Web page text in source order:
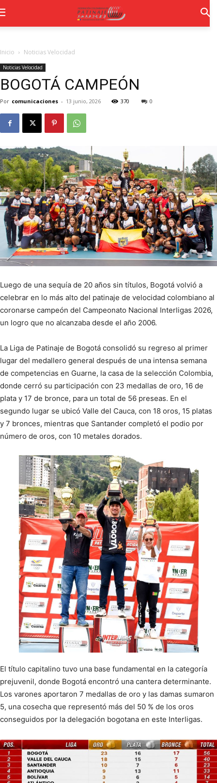
Inicio Noticias Velocidad
Noticias Velocidad
BOGOTÁ CAMPEÓN
Por comunicaciones - 13 junio, 2026 370 0
Luego de una sequía de 20 años sin títulos, Bogotá volvió a
celebrar en lo más alto del patinaje de velocidad colombiano al
coronarse campeón del Campeonato Nacional Interligas 2026,
un logro que no alcanzaba desde el año 2006.
La Liga de Patinaje de Bogotá consolidó su regreso al primer
lugar del medallero general después de una intensa semana
de competencias en Guarne, la casa de la selección Colombia,
donde cerró su participación con 23 medallas de oro, 16 de
plata y 17 de bronce, para un total de 56 preseas. En el
segundo lugar se ubicó Valle del Cauca, con 18 oros, 15 platas
y 7 bronces, mientras que Santander completó el podio por
número de oros, con 10 metales dorados.
El título capitalino tuvo una base fundamental en la categoría
prejuvenil, donde Bogotá encontró una cantera determinante.
Los varones aportaron 7 medallas de oro y las damas sumaron
5, una cosecha que representó más del 50 % de los oros
conseguidos por la delegación bogotana en este Interligas.